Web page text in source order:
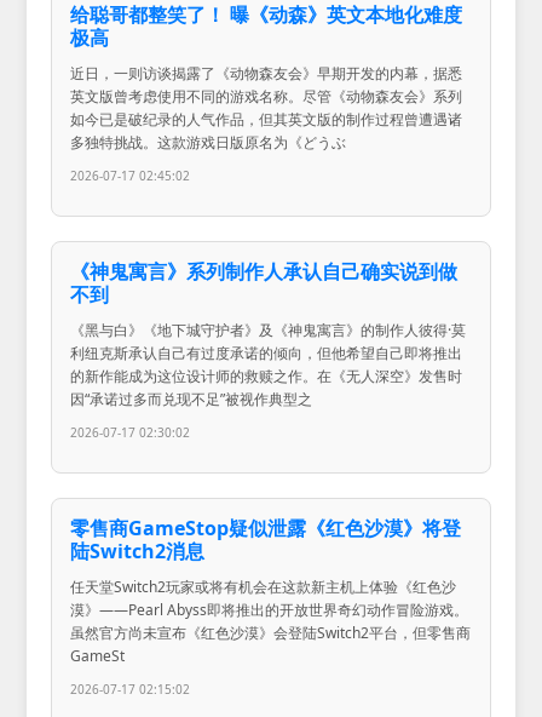
给聪哥都整笑了！ 曝《动森》英文本地化难度
极高
近日，一则访谈揭露了《动物森友会》早期开发的内幕，据悉
英文版曾考虑使用不同的游戏名称。尽管《动物森友会》系列
如今已是破纪录的人气作品，但其英文版的制作过程曾遭遇诸
多独特挑战。这款游戏日版原名为《どうぶ
2026-07-17 02:45:02
《神鬼寓言》系列制作人承认自己确实说到做
不到
《黑与白》《地下城守护者》及《神鬼寓言》的制作人彼得·莫
利纽克斯承认自己有过度承诺的倾向，但他希望自己即将推出
的新作能成为这位设计师的救赎之作。在《无人深空》发售时
因“承诺过多而兑现不足”被视作典型之
2026-07-17 02:30:02
零售商GameStop疑似泄露《红色沙漠》将登
陆Switch2消息
任天堂Switch2玩家或将有机会在这款新主机上体验《红色沙
漠》——Pearl Abyss即将推出的开放世界奇幻动作冒险游戏。
虽然官方尚未宣布《红色沙漠》会登陆Switch2平台，但零售商
GameSt
2026-07-17 02:15:02